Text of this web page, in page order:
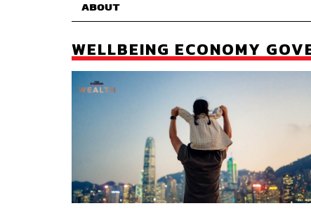
ABOUT
WELLBEING ECONOMY